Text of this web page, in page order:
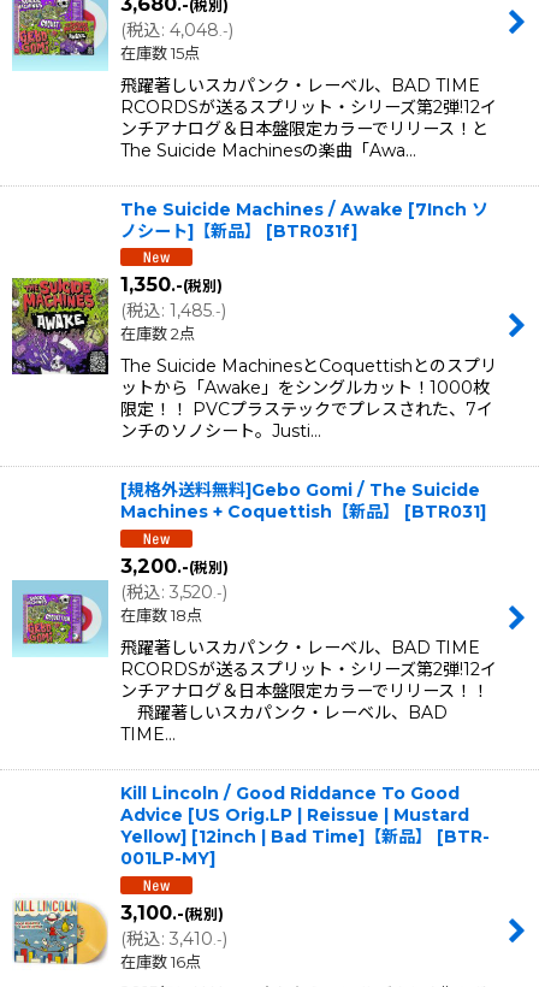
.-(税別)
(税込: 4,048 .-)
在庫数 15点
飛躍著しいスカパンク・レーベル、BAD TIME
RCORDSが送るスプリット・シリーズ第2弾!12イ
ンチアナログ＆日本盤限定カラーでリリース！と
The Suicide Machinesの楽曲「Awa…
The Suicide Machines / Awake [7Inch ソ
ノシート]【新品】
[BTR031f]
1,350.-(税別)
(税込: 1,485.-)
在庫数 2点
The Suicide MachinesとCoquettishとのスプリ
ットから「Awake」をシングルカット！1000枚
限定！！ PVCプラステックでプレスされた、7イ
ンチのソノシート。Justi…
[規格外送料無料]Gebo Gomi / The Suicide
Machines + Coquettish【新品】
[BTR031]
3,200.-(税別)
(税込: 3,520 .-)
在庫数 18点
飛躍著しいスカパンク・レーベル、BAD TIME
RCORDSが送るスプリット・シリーズ第2弾!12イ
ンチアナログ＆日本盤限定カラーでリリース！！
飛躍著しいスカパンク・レーベル、BAD
TIME…
Kill Lincoln / Good Riddance To Good
Advice [US Orig.LP | Reissue | Mustard
Yellow] [12inch | Bad Time]【新品】
[BTR-
001LP-MY]
3,100.-(税別)
(税込: 3,410 .-)
在庫数 16点